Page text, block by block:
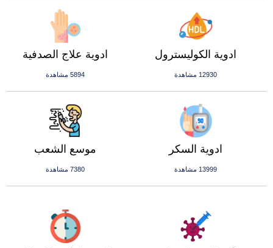
ادوية علاج الصدفية
5894 مشاهدة
ادوية الكوليسترول
12930 مشاهدة
موسع الشعب
7380 مشاهدة
ادوية السكر
13999 مشاهدة